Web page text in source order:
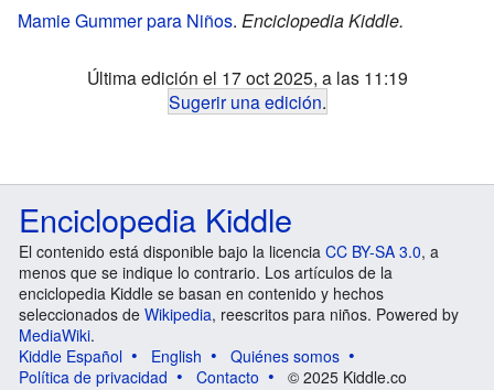
Mamie Gummer para Niños. Enciclopedia Kiddle.
Última edición el 17 oct 2025, a las 11:19
Sugerir una edición.
Enciclopedia Kiddle
El contenido está disponible bajo la licencia CC BY-SA 3.0, a
menos que se indique lo contrario. Los artículos de la
enciclopedia Kiddle se basan en contenido y hechos
seleccionados de Wikipedia, reescritos para niños. Powered by
MediaWiki.
Kiddle Español
English
Quiénes somos
Política de privacidad
Contacto © 2025 Kiddle.co